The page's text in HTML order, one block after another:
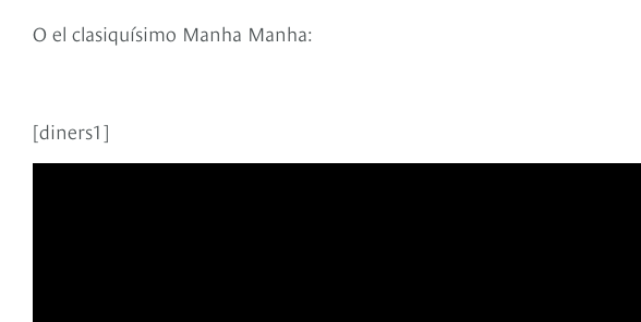
O el clasiquísimo Manha Manha:
[diners1]